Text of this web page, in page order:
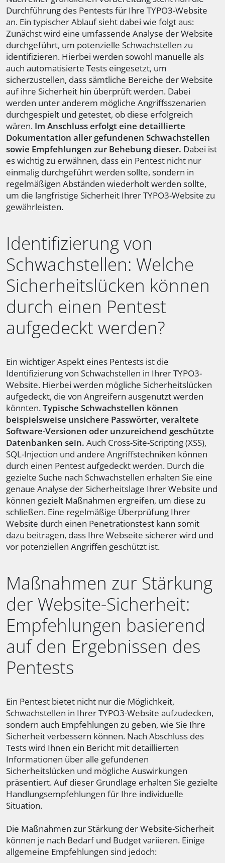
Durchführung des Pentests für Ihre TYPO3-Website
an. Ein typischer Ablauf sieht dabei wie folgt aus:
Zunächst wird eine umfassende Analyse der Website
durchgeführt, um potenzielle Schwachstellen zu
identifizieren. Hierbei werden sowohl manuelle als
auch automatisierte Tests eingesetzt, um
sicherzustellen, dass sämtliche Bereiche der Website
auf ihre Sicherheit hin überprüft werden. Dabei
werden unter anderem mögliche Angriffsszenarien
durchgespielt und getestet, ob diese erfolgreich
wären. Im Anschluss erfolgt eine detaillierte
Dokumentation aller gefundenen Schwachstellen
sowie Empfehlungen zur Behebung dieser. Dabei ist
es wichtig zu erwähnen, dass ein Pentest nicht nur
einmalig durchgeführt werden sollte, sondern in
regelmäßigen Abständen wiederholt werden sollte,
um die langfristige Sicherheit Ihrer TYPO3-Website zu
gewährleisten.
Identifizierung von
Schwachstellen: Welche
Sicherheitslücken können
durch einen Pentest
aufgedeckt werden?
Ein wichtiger Aspekt eines Pentests ist die
Identifizierung von Schwachstellen in Ihrer TYPO3-
Website. Hierbei werden mögliche Sicherheitslücken
aufgedeckt, die von Angreifern ausgenutzt werden
könnten.Typische Schwachstellen können
beispielsweise unsichere Passwörter, veraltete
Software-Versionen oder unzureichend geschützte
Datenbanken sein. Auch Cross-Site-Scripting (XSS),
SQL-Injection und andere Angriffstechniken können
durch einen Pentest aufgedeckt werden. Durch die
gezielte Suche nach Schwachstellen erhalten Sie eine
genaue Analyse der Sicherheitslage Ihrer Website und
können gezielt Maßnahmen ergreifen, um diese zu
schließen. Eine regelmäßige Überprüfung Ihrer
Website durch einen Penetrationstest kann somit
dazu beitragen, dass Ihre Webseite sicherer wird und
vor potenziellen Angriffen geschützt ist.
Maßnahmen zur Stärkung
der Website-Sicherheit:
Empfehlungen basierend
auf den Ergebnissen des
Pentests
Ein Pentest bietet nicht nur die Möglichkeit,
Schwachstellen in Ihrer TYPO3-Website aufzudecken,
sondern auch Empfehlungen zu geben, wie Sie Ihre
Sicherheit verbessern können. Nach Abschluss des
Tests wird Ihnen ein Bericht mit detaillierten
Informationen über alle gefundenen
Sicherheitslücken und mögliche Auswirkungen
präsentiert. Auf dieser Grundlage erhalten Sie gezielte
Handlungsempfehlungen für Ihre individuelle
Situation.
Die Maßnahmen zur Stärkung der Website-Sicherheit
können je nach Bedarf und Budget variieren. Einige
allgemeine Empfehlungen sind jedoch: